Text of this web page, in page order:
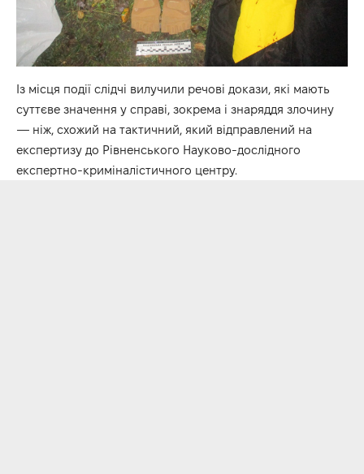
Із місця події слідчі вилучили речові докази, які мають
суттєве значення у справі, зокрема і знаряддя злочину
— ніж, схожий на тактичний, який відправлений на
експертизу до Рівненського Науково-дослідного
експертно-криміналістичного центру.